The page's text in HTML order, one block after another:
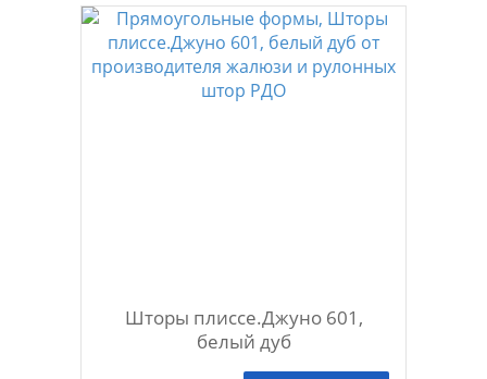
Шторы плиссе.Джуно 601,
белый дуб